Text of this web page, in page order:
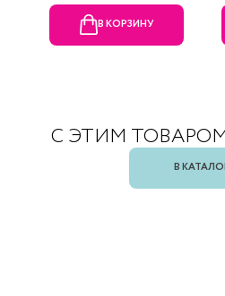
В КОРЗИНУ
С ЭТИМ
В